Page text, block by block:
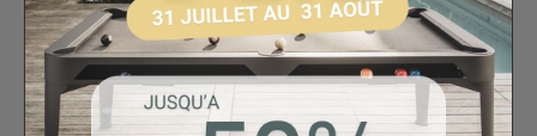
Calculé à partir de6avis client(s)
Trier l'affichage des avis :